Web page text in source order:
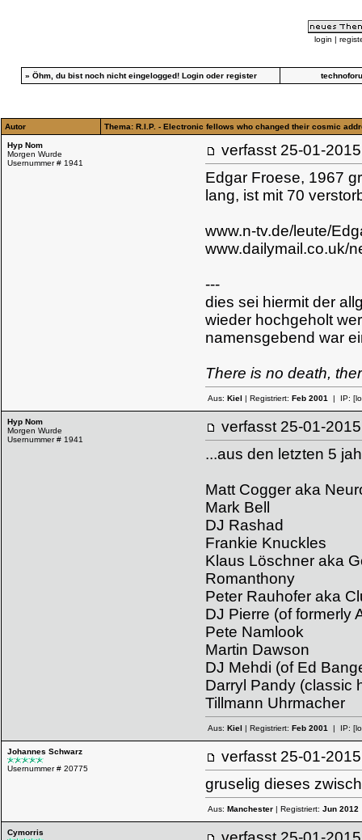
login |
» Öhm, du bist noch nicht eingelogged! Loginoder register
Autor Thema: R.I.P. - Electronic fellows who changed their cosmic
Hyp Nom
Morgen Wurde
Usernummer # 1941
verfasst 25-01-
Edgar Froese, 1967
lang, ist mit 70
www.n-tv.de/leute/
www.dailymail.co.uk/
---
dies sei hiermit der
wieder hochgeholt
namensgebend war
There is no death,
Aus: Kiel | Registriert: Feb 2001 | IP:
Hyp Nom
Morgen Wurde
Usernummer # 1941
verfasst 25-01-
...aus den letzten 5
Matt Cogger aka
Mark Bell
DJ Rashad
Frankie Knuckles
Klaus Löschner aka
Romanthony
Peter Rauhofer aka
DJ Pierre (of formerly
Pete Namlook
Martin Dawson
DJ Mehdi (of Ed
Darryl Pandy (classic
Tillmann Uhrmacher
Aus: Kiel | Registriert: Feb 2001 | IP:
Johannes Schwarz
Usernummer # 20775
verfasst 25-01-
gruselig dieses
Aus: Manchester | Registriert: Jun 2012
Cymorris